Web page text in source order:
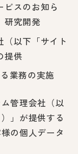
ビスのお知ら
研究開発
（以下「サイト
提供
業務の実施
管理会社（以
」が提供する
の個人データ